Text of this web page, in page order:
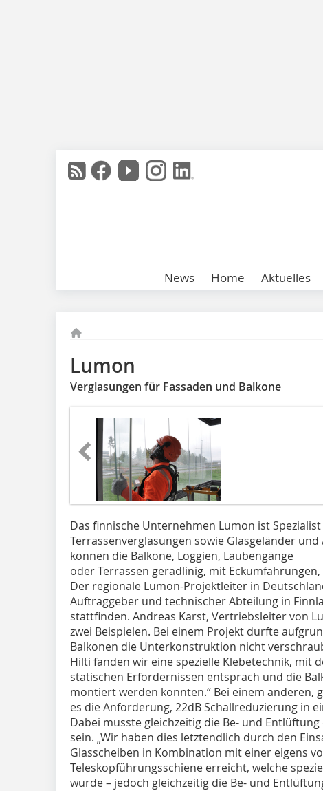
News Home Aktuelles
Lumon
Verglasungen für Fassaden und Balkone
Das finnische Unternehmen Lumon ist
Terrassenverglasungen sowie Glasgeländer
können die Balkone, Loggien, Laubengänge
oder Terrassen geradlinig, mit
Der regionale Lumon-Projektleiter in
Auftraggeber und technischer Abteilung in
stattfinden. Andreas Karst, Vertriebsleiter von
zwei Beispielen. Bei einem Projekt durfte
Balkonen die Unterkonstruktion nicht
Hilti fanden wir eine spezielle Klebetechnik, mit
statischen Erfordernissen entsprach und die
montiert werden konnten.“ Bei einem anderen,
es die Anforderung, 22dB Schallreduzierung in
Dabei musste gleichzeitig die Be- und
sein. „Wir haben dies letztendlich durch den
Glasscheiben in Kombination mit einer eigens
Teleskopführungsschiene erreicht, welche
wurde – jedoch gleichzeitig die Be- und